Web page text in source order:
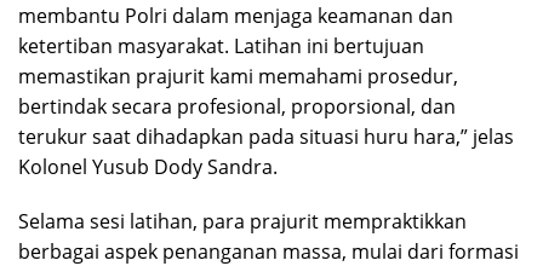
membantu Polri dalam menjaga keamanan dan
ketertiban masyarakat. Latihan ini bertujuan
memastikan prajurit kami memahami prosedur,
bertindak secara profesional, proporsional, dan
terukur saat dihadapkan pada situasi huru hara,” jelas
Kolonel Yusub Dody Sandra.
Selama sesi latihan, para prajurit mempraktikkan
berbagai aspek penanganan massa, mulai dari formasi